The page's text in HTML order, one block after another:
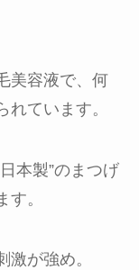
美容液で、何
ています。
本製”のまつげ
。
が強め。